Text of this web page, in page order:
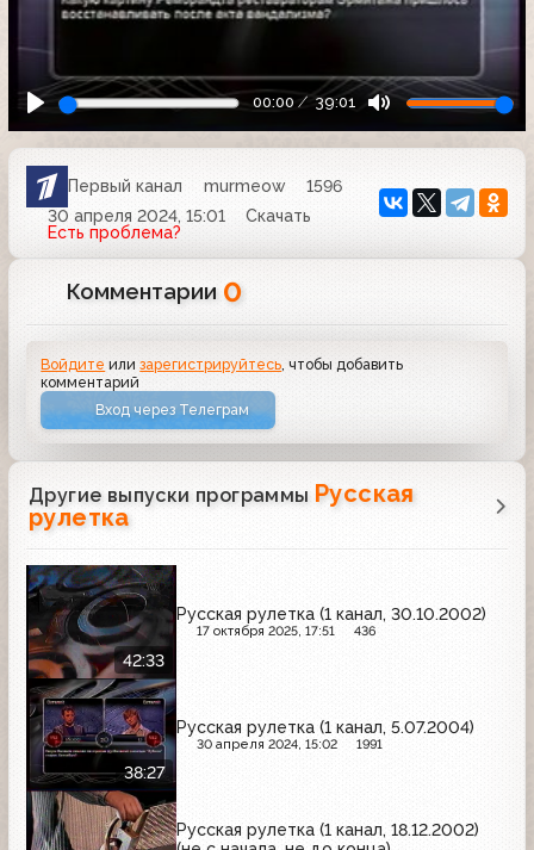
00:00 39:01
Первый канал murmeow
1596
30 апреля 2024, 15:01
Скачать
Есть проблема?
Комментарии 0
Войдите илизарегистрируйтесь , чтобы добавить
комментарий
Вход через Телеграм
Другие выпуски программы Русская
рулетка
42:33
Русская рулетка (1 канал, 30.10.2002)
17 октября 2025, 17:51 436
38:27
Русская рулетка (1 канал, 5.07.2004)
30 апреля 2024, 15:02 1991
Русская рулетка (1 канал, 18.12.2002)